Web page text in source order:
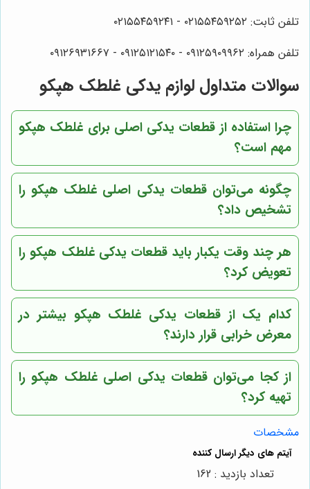
تلفن ثابت: ۰۲۱۵۵۴۵۹۲۵۲ - ۰۲۱۵۵۴۵۹۲۴۱
تلفن همراه: ۰۹۱۲۵۹۰۹۹۶۲ - ۰۹۱۲۵۱۲۱۵۴۰ - ۰۹۱۲۶۹۳۱۶۶۷
سوالات متداول لوازم یدکی غلطک هپکو
چرا استفاده از قطعات یدکی اصلی برای غلطک هپکو
مهم است؟
چگونه می‌توان قطعات یدکی اصلی غلطک هپکو را
تشخیص داد؟
هر چند وقت یکبار باید قطعات یدکی غلطک هپکو را
تعویض کرد؟
کدام یک از قطعات یدکی غلطک هپکو بیشتر در
معرض خرابی قرار دارند؟
از کجا می‌توان قطعات یدکی اصلی غلطک هپکو را
تهیه کرد؟
مشخصات
تعداد بازدید : 162